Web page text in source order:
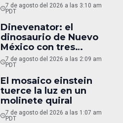
7 de agosto del 2026 a las 3:10 am
PDT
Dinevenator: el
dinosaurio de Nuevo
México con tres
nombres
7 de agosto del 2026 a las 2:09 am
PDT
El mosaico einstein
tuerce la luz en un
molinete quiral
7 de agosto del 2026 a las 1:07 am
PDT